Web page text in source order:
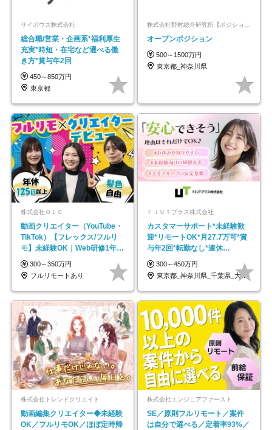
サイボウズ株式会社
総合職/営業・企画系*福利厚生
充実*時短・在宅など選べる働
き方*賞与年2回
450～850万円
東京都
オープンポジション
500～1500万円
東京都_神奈川県
株式会社ＯＬＣ
動画クリエイター（YouTube・
TikTok）【フレックス/フルリ
モ】未経験OK｜Web研修1年間
｜副業OK
300～350万円
フルリモートあり
ＦＪＵＴプラス株式会社
カスタマーサポート*未経験歓
迎*リモートOK*月27.7万可*賞
与年2回*転勤なし*連休
OK/ZE010232
300～450万円
東京都_神奈川県_千葉県_大阪府_愛知県…
株式会社トレンドクリエイト
動画編集クリエイター◆未経験
OK／フルリモOK／ほぼ定時帰
株式会社エンジニアファースト
SE／原則フルリモート／案件
は自分で選べる／定着率93%／